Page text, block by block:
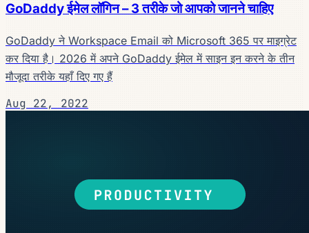
GoDaddy ईमेल लॉगिन – 3 तरीके जो आपको जानने चाहिए
GoDaddy ने Workspace Email को Microsoft 365 पर माइग्रेट
कर दिया है। 2026 में अपने GoDaddy ईमेल में साइन इन करने के तीन
मौजूदा तरीके यहाँ दिए गए हैं
Aug 22, 2022